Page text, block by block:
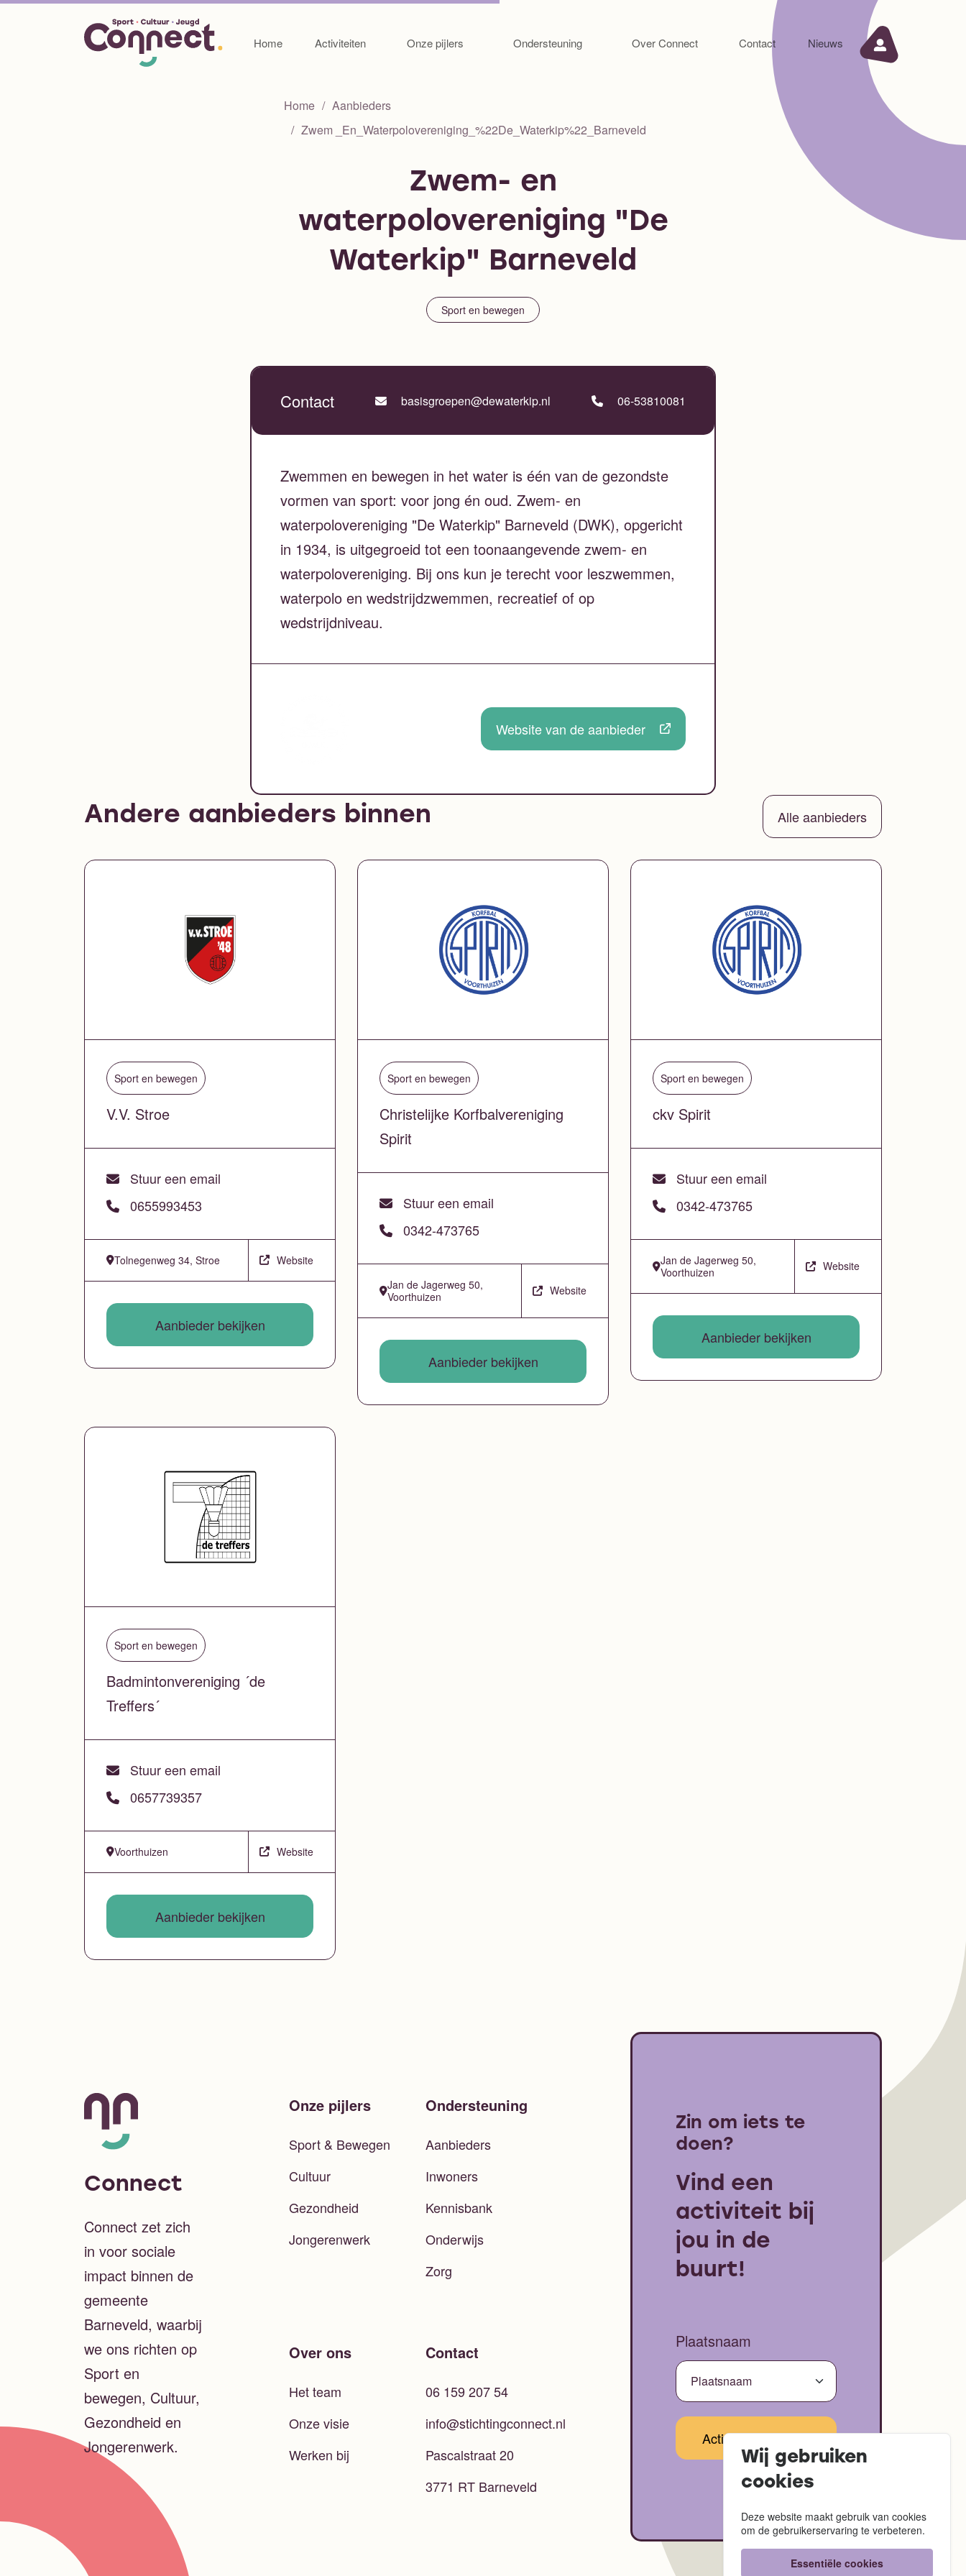
Ga naar de inhoud
Home Activiteiten Onze pijlers Ondersteuning Over Connect Contact Nieuws
Home
Aanbieders
Zwem _En_Waterpolovereniging_%22De_Waterkip%22_Barneveld
Zwem- en
waterpolovereniging "De
Waterkip" Barneveld
Sport en bewegen
Contact basisgroepen@dewaterkip.nl 06-53810081
Zwemmen en bewegen in het water is één van de gezondste
vormen van sport: voor jong én oud. Zwem- en
waterpolovereniging "De Waterkip" Barneveld (DWK), opgericht
in 1934, is uitgegroeid tot een toonaangevende zwem- en
waterpolovereniging. Bij ons kun je terecht voor leszwemmen,
waterpolo en wedstrijdzwemmen, recreatief of op
wedstrijdniveau.
Website van de aanbieder
Andere aanbieders binnen Alle aanbieders
Sport en bewegen
V.V. Stroe
Stuur een email
0655993453
Tolnegenweg 34, Stroe Website
Aanbieder bekijken
Sport en bewegen
Christelijke Korfbalvereniging
Spirit
Stuur een email
0342-473765
Jan de Jagerweg 50,
Voorthuizen
Website
Aanbieder bekijken
Sport en bewegen
ckv Spirit
Stuur een email
0342-473765
Jan de Jagerweg 50,
Voorthuizen
Website
Aanbieder bekijken
Sport en bewegen
Badmintonvereniging ´de
Treffers´
Stuur een email
0657739357
Voorthuizen Website
Aanbieder bekijken
Connect
Connect zet zich
in voor sociale
impact binnen de
gemeente
Barneveld, waarbij
we ons richten op
Sport en
bewegen, Cultuur,
Gezondheid en
Jongerenwerk.
Onze pijlers
Sport & Bewegen
Cultuur
Gezondheid
Jongerenwerk
Ondersteuning
Aanbieders
Inwoners
Kennisbank
Onderwijs
Zorg
Over ons
Het team
Onze visie
Werken bij
Contact
06 159 207 54
info@stichtingconnect.nl
Pascalstraat 20
3771 RT Barneveld
Zin om iets te
doen?
Vind een
activiteit bij
jou in de
buurt!
Plaatsnaam
Wij gebruiken
cookies
Deze website maakt gebruik van cookies
om de gebruikerservaring te verbeteren.
Essentiële cookies